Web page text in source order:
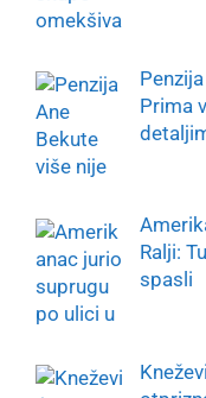
Prima
Ralji:
spasli